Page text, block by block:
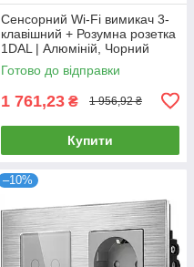
Сенсорний Wi-Fi вимикач 3-
клавішний + Розумна розетка
1DAL | Алюміній, Чорний
(A157-GSW3G.WF-ST.WF.BL)
Готово до відправки
1 761,23 ₴ 1 956,92 ₴
Купити
–10%